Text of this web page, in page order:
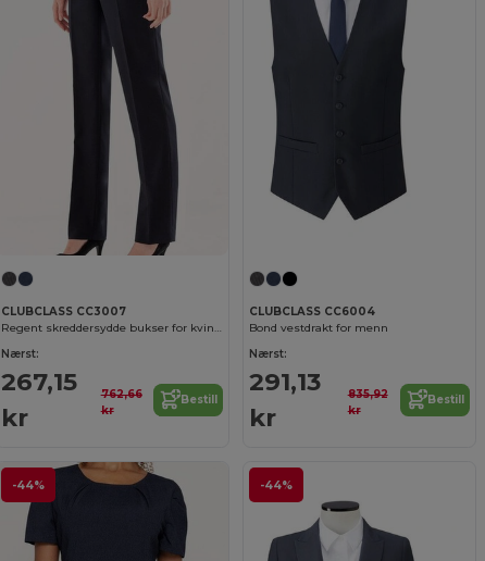
CLUBCLASS CC3007
Regent skreddersydde bukser for kvinner
Nærst:
267,15
kr
762,66
kr
Bestill
CLUBCLASS CC6004
Bond vestdrakt for menn
Nærst:
291,13
kr
835,92
kr
Bestill
-44% -44%